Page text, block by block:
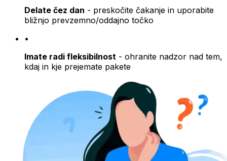
Delate čez dan - preskočite čakanje in uporabite
bližnjo prevzemno/oddajno točko
•
Imate radi fleksibilnost - ohranite nadzor nad tem,
kdaj in kje prejemate pakete